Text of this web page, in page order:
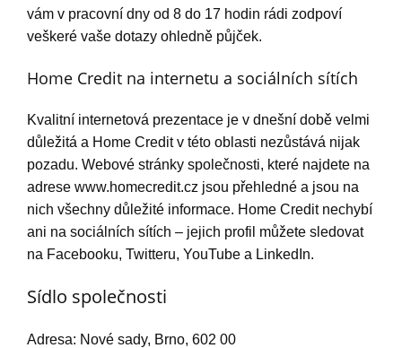
vám v pracovní dny od 8 do 17 hodin rádi zodpoví
veškeré vaše dotazy ohledně půjček.
Home Credit na internetu a sociálních sítích
Kvalitní internetová prezentace je v dnešní době velmi
důležitá a Home Credit v této oblasti nezůstává nijak
pozadu. Webové stránky společnosti, které najdete na
adrese www.homecredit.cz jsou přehledné a jsou na
nich všechny důležité informace. Home Credit nechybí
ani na sociálních sítích – jejich profil můžete sledovat
na Facebooku, Twitteru, YouTube a LinkedIn.
Sídlo společnosti
Adresa: Nové sady, Brno, 602 00